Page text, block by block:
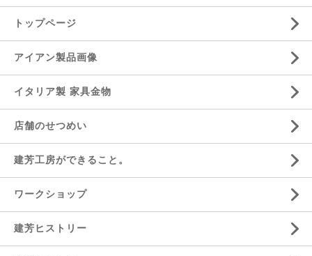
トップページ
アイアン製品画像
イタリア製 家具金物
店舗のせつめい
建芳工房ができること。
ワークショップ
建芳ヒストリー